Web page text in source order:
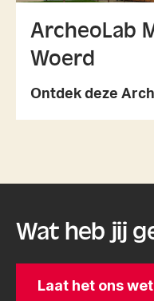
ArcheoLab
Woerd
Ontdek deze
Wat heb jij
Laat het ons